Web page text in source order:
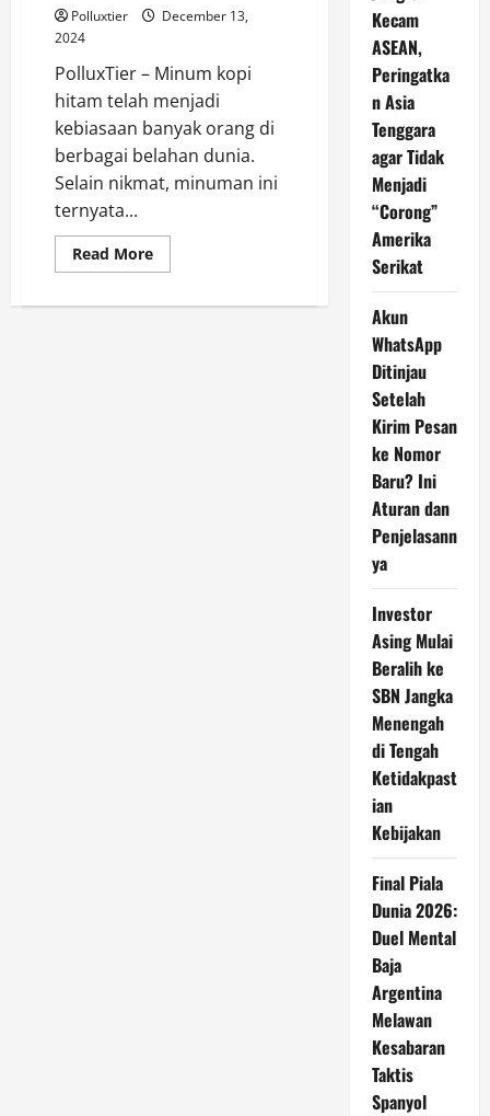
Polluxtier
December 13,
2024
PolluxTier – Minum kopi
hitam telah menjadi
kebiasaan banyak orang di
berbagai belahan dunia.
Selain nikmat, minuman ini
ternyata...
Read MoreRead
more
Kopi
Kecam
ASEAN,
Peringatka
n Asia
Tenggara
agar Tidak
Menjadi
“Corong”
Amerika
Serikat
Akun
WhatsApp
Ditinjau
Setelah
Kirim Pesan
ke Nomor
Baru? Ini
Aturan dan
Penjelasann
ya
Investor
Asing Mulai
Beralih ke
SBN Jangka
Menengah
di Tengah
Ketidakpast
ian
Kebijakan
Final Piala
Dunia 2026:
Duel Mental
Baja
Argentina
Melawan
Kesabaran
Taktis
Spanyol